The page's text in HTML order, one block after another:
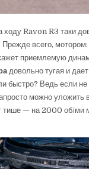
ходу Ravon R3 таки
Прежде всего,
приемлемую
довольно тугая и
быстро? Ведь если не
можно уложить
тише — на 2000 об/ми